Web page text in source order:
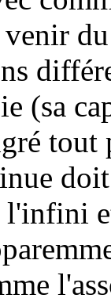
(sa
l'infini